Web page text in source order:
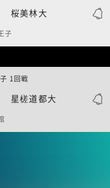
桜美林大
子
星槎道都大
1回戦